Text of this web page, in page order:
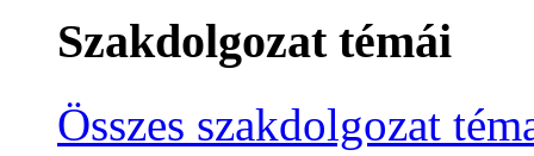
Szakdolgozat témái
Összes szakdolgozat